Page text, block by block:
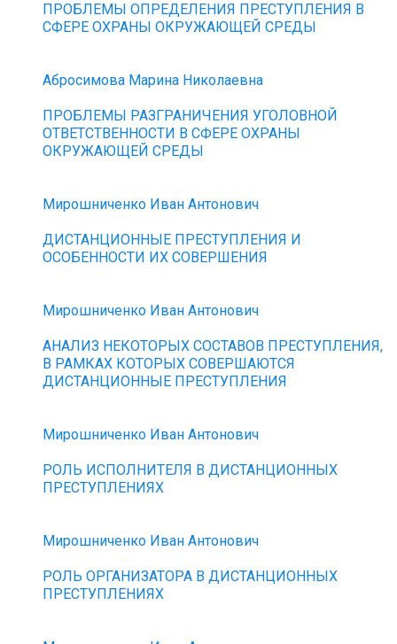
ПРОБЛЕМЫ ОПРЕДЕЛЕНИЯ ПРЕСТУПЛЕНИЯ В
СФЕРЕ ОХРАНЫ ОКРУЖАЮЩЕЙ СРЕДЫ
Абросимова Марина Николаевна
ПРОБЛЕМЫ РАЗГРАНИЧЕНИЯ УГОЛОВНОЙ
ОТВЕТСТВЕННОСТИ В СФЕРЕ ОХРАНЫ
ОКРУЖАЮЩЕЙ СРЕДЫ
Мирошниченко Иван Антонович
ДИСТАНЦИОННЫЕ ПРЕСТУПЛЕНИЯ И
ОСОБЕННОСТИ ИХ СОВЕРШЕНИЯ
Мирошниченко Иван Антонович
АНАЛИЗ НЕКОТОРЫХ СОСТАВОВ ПРЕСТУПЛЕНИЯ,
В РАМКАХ КОТОРЫХ СОВЕРШАЮТСЯ
ДИСТАНЦИОННЫЕ ПРЕСТУПЛЕНИЯ
Мирошниченко Иван Антонович
РОЛЬ ИСПОЛНИТЕЛЯ В ДИСТАНЦИОННЫХ
ПРЕСТУПЛЕНИЯХ
Мирошниченко Иван Антонович
РОЛЬ ОРГАНИЗАТОРА В ДИСТАНЦИОННЫХ
ПРЕСТУПЛЕНИЯХ